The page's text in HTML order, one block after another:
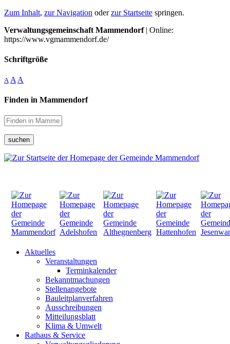
Zum Inhalt, zur Navigation oderzur Startseite springen.
Verwaltungsgemeinschaft Mammendorf| Online:
https://www.vgmammendorf.de/
Schriftgröße
A A A
Finden in Mammendorf
suchen
Aktuelles
Veranstaltungen
Terminkalender
Bekanntmachungen
Stellenangebote
Bauleitplanverfahren
Ausschreibungen
Mitteilungsblatt
Klima & Umwelt
Rathaus & Service